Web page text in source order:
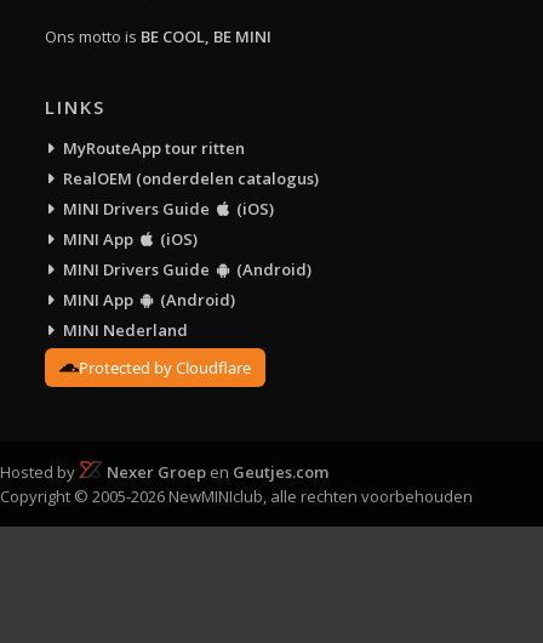
Ons motto is BE COOL, BE MINI
LINKS
MyRouteApp tour ritten
RealOEM (onderdelen catalogus)
MINI Drivers Guide
(iOS)
MINI App
(iOS)
MINI Drivers Guide
(Android)
MINI App
(Android)
MINI Nederland
Protected by Cloudflare
Hosted by Nexer Groep en Geutjes.com
Copyright © 2005-2026 NewMINIclub, alle rechten voorbehouden